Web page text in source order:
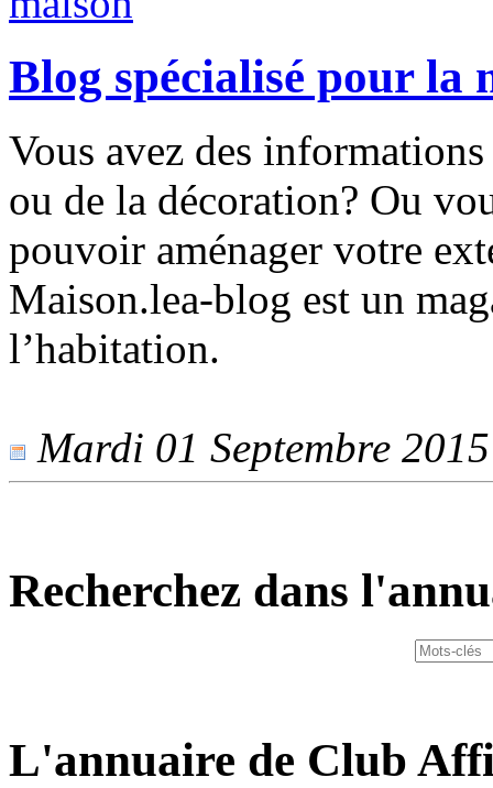
Blog spécialisé pour la
Vous avez des
ou de la décoration? Ou
pouvoir aménager votre
Maison.lea-blog est un
l’habitation.
Mardi 01 Septembre
Recherchez dans
L'annuaire de Club